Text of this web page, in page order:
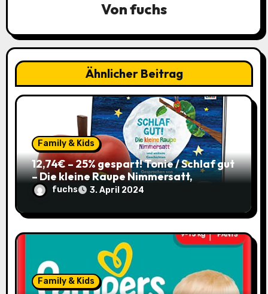
g
t
n
Vonfuchs
Ähnlicher Beitrag
Family & Kids
12,74€ – 25% gespart! Tonie / Schlaf gut
– Die kleine Raupe Nimmersatt,
Hörbuch für Kinder ab 3 / mit Coupon
fuchs 3. April 2024
Family & Kids